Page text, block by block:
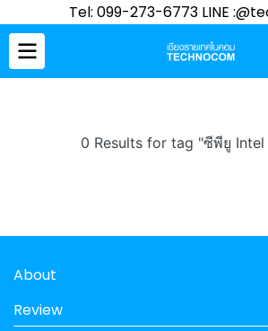
Tel: 099-273-6773 LINE
0 Results for tag "ซีพียู Intel
About
Review